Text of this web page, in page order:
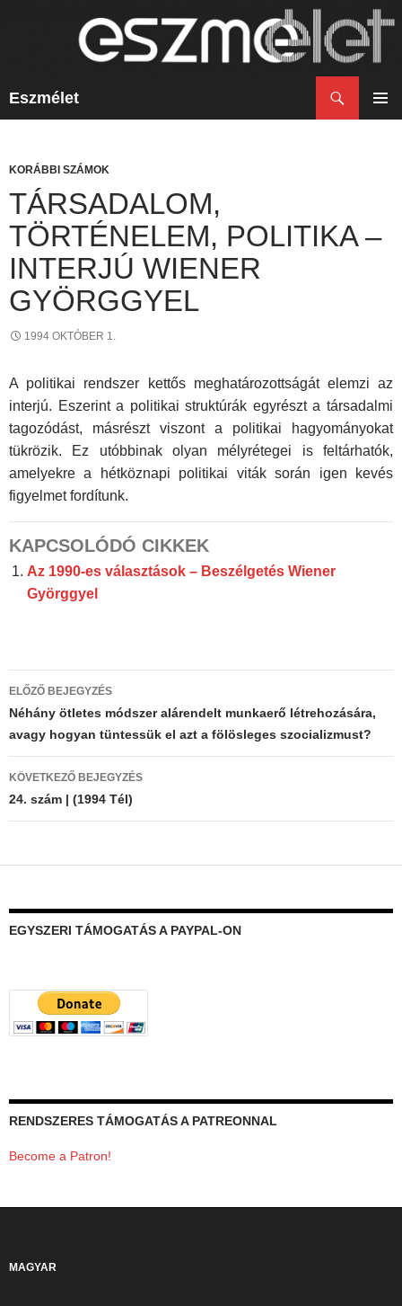
Eszmélet
KORÁBBI SZÁMOK
TÁRSADALOM,
TÖRTÉNELEM, POLITIKA –
INTERJÚ WIENER
GYÖRGGYEL
1994 OKTÓBER 1.
A politikai rendszer kettős meghatározottságát elemzi az
interjú. Eszerint a politikai struktúrák egyrészt a társadalmi
tagozódást, másrészt viszont a politikai hagyományokat
tükrözik. Ez utóbbinak olyan mélyrétegei is feltárhatók,
amelyekre a hétköznapi politikai vi­ták során igen kevés
figyelmet fordítunk.
KAPCSOLÓDÓ CIKKEK
Az 1990-es választások – Beszélgetés Wiener
Györggyel
Bejegyzés
navigáció
ELŐZŐ BEJEGYZÉS
Néhány ötletes módszer alárendelt munkaerő létrehozására,
avagy hogyan tüntessük el azt a fölösleges szocializmust?
KÖVETKEZŐ BEJEGYZÉS
24. szám | (1994 Tél)
EGYSZERI TÁMOGATÁS A PAYPAL-ON
RENDSZERES TÁMOGATÁS A PATREONNAL
Become a Patron!
MAGYAR